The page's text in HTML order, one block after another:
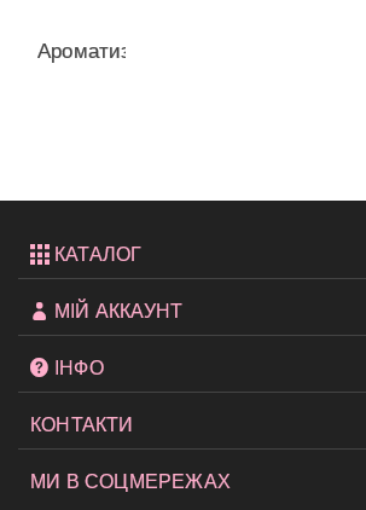
Ароматизатор
КАТАЛОГ
МІЙ АККАУНТ
ІНФО
КОНТАКТИ
МИ В СОЦМЕРЕЖАХ